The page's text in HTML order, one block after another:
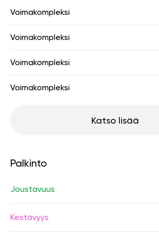
Voimakompleksi
Voimakompleksi
Voimakompleksi
Voimakompleksi
Katso lisää
Palkinto
Joustavuus
Kestävyys